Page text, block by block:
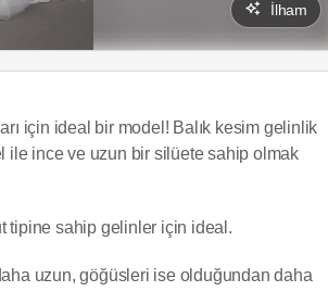
İlham
için ideal bir model! Balık kesim gelinlik
ile ince ve uzun bir silüete sahip olmak
tipine sahip gelinler için ideal.
uzun, göğüsleri ise olduğundan daha